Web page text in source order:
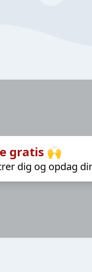
gratis 🙌
dig og opdag